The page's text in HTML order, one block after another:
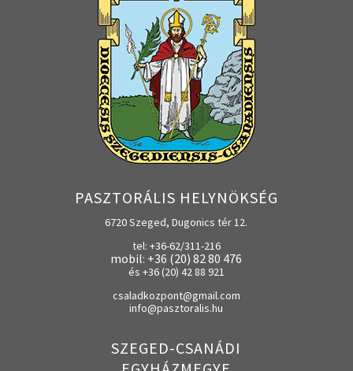
PASZTORÁLIS HELYNÖKSÉG
6720 Szeged, Dugonics tér 12.
tel: +36-62/311-216
mobil: +36 (20) 82 80 476
és +36 (20) 42 88 921
csaladkozpont@gmail.com
info@pasztoralis.hu
SZEGED-CSANÁDI